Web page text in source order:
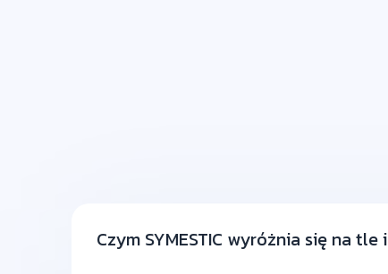
Czym SYMESTIC wyróżnia się na